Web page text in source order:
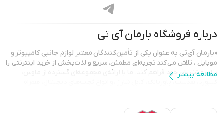
درباره فروشگاه بارمان آی تی
«بارمان آی‌تی به عنوان یکی از تأمین‌کنندگان معتبر لوازم جانبی کامپیوتر و
موبایل ، تلاش می‌کند تجربه‌ای مطمئن، سریع و لذت‌بخش از خرید اینترنتی را
برای مشتریان خود فراهم کند. ما با ارائه‌ی مجموعه‌ای گسترده از ماوس،
کیبورد، هدست، پاوربانک، کابل شارژ ،و انواع گجت‌های دیجیتال، همراه
تمامی محصولات ارائه شده در بارمان آی‌تی دارای اصالت و گارانتی معتبر
مطالعه بیشتر